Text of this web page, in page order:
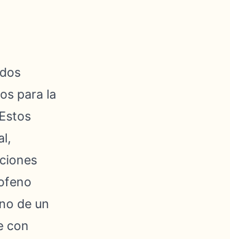
para la
de un
con